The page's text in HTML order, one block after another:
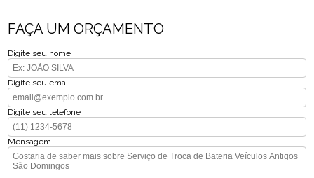
FAÇA UM ORÇAMENTO
Digite seu nome
Digite seu email
Digite seu telefone
Mensagem